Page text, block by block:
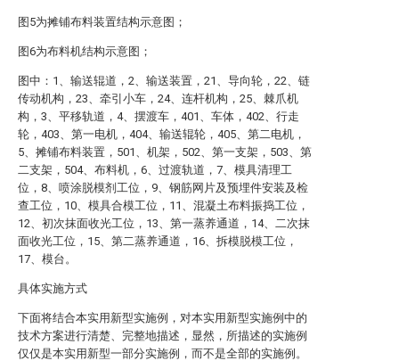
图5为摊铺布料装置结构示意图；
图6为布料机结构示意图；
图中：1、输送辊道，2、输送装置，21、导向轮，22、链
传动机构，23、牵引小车，24、连杆机构，25、棘爪机
构，3、平移轨道，4、摆渡车，401、车体，402、行走
轮，403、第一电机，404、输送辊轮，405、第二电机，
5、摊铺布料装置，501、机架，502、第一支架，503、第
二支架，504、布料机，6、过渡轨道，7、模具清理工
位，8、喷涂脱模剂工位，9、钢筋网片及预埋件安装及检
查工位，10、模具合模工位，11、混凝土布料振捣工位，
12、初次抹面收光工位，13、第一蒸养通道，14、二次抹
面收光工位，15、第二蒸养通道，16、拆模脱模工位，
17、模台。
具体实施方式
下面将结合本实用新型实施例，对本实用新型实施例中的
技术方案进行清楚、完整地描述，显然，所描述的实施例
仅仅是本实用新型一部分实施例，而不是全部的实施例。